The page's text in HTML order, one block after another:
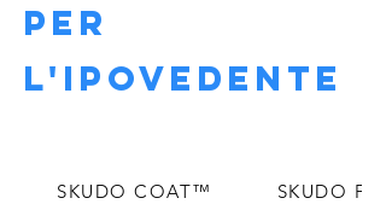
per
l'Ipovedente
SKUDO COAT™ SKUDO